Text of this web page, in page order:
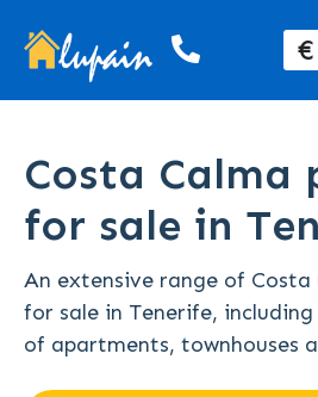
€
Costa Calma
for sale in
An extensive range of Costa
for sale in Tenerife,
of apartments, townhouses